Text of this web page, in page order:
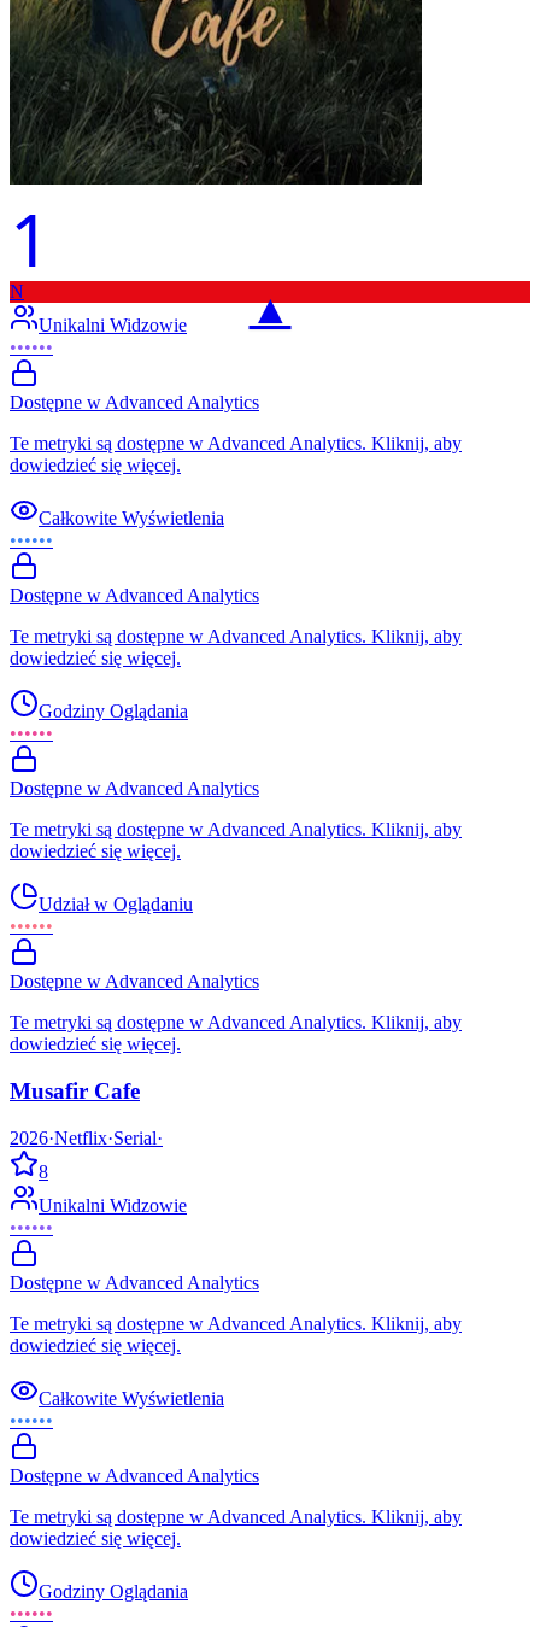
1
▲
N
Unikalni Widzowie
••••••
Dostępne w Advanced Analytics
Te metryki są dostępne w Advanced Analytics. Kliknij, aby
dowiedzieć się więcej.
Całkowite Wyświetlenia
••••••
Dostępne w Advanced Analytics
Te metryki są dostępne w Advanced Analytics. Kliknij, aby
dowiedzieć się więcej.
Godziny Oglądania
••••••
Dostępne w Advanced Analytics
Te metryki są dostępne w Advanced Analytics. Kliknij, aby
dowiedzieć się więcej.
Udział w Oglądaniu
••••••
Dostępne w Advanced Analytics
Te metryki są dostępne w Advanced Analytics. Kliknij, aby
dowiedzieć się więcej.
Musafir Cafe
2026·Netflix·Serial·
8
Unikalni Widzowie
••••••
Dostępne w Advanced Analytics
Te metryki są dostępne w Advanced Analytics. Kliknij, aby
dowiedzieć się więcej.
Całkowite Wyświetlenia
••••••
Dostępne w Advanced Analytics
Te metryki są dostępne w Advanced Analytics. Kliknij, aby
dowiedzieć się więcej.
Godziny Oglądania
••••••